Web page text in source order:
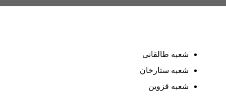
شعبه طالقانی
شعبه ستارخان
شعبه قزوین